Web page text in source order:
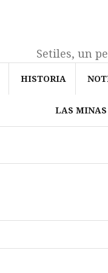
Setiles, un
HISTORIA
LAS MINAS